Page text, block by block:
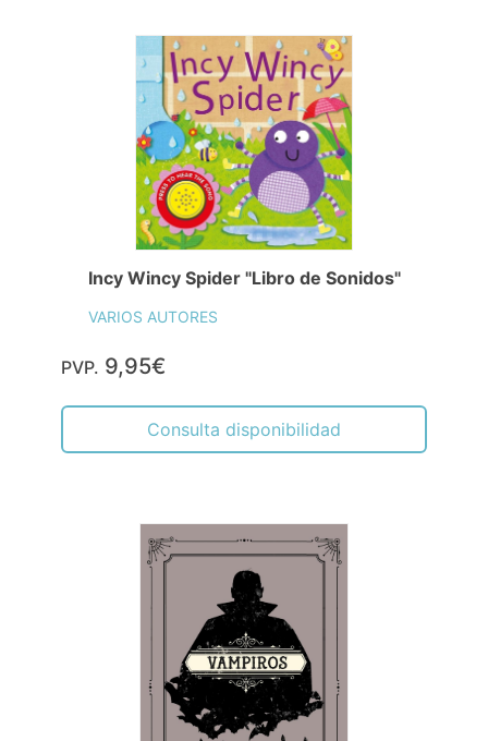
Incy Wincy Spider "Libro de Sonidos"
VARIOS AUTORES
PVP. 9,95€
Consulta disponibilidad